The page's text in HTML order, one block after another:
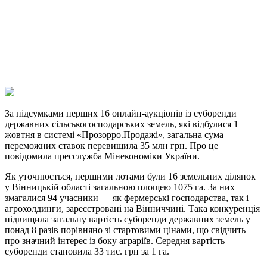
Link
Print
За підсумками перших 16 онлайн-аукціонів із суборенди
державних сільськогосподарських земель, які відбулися 1
жовтня в системі «Прозорро.Продажі», загальна сума
переможних ставок перевищила 35 млн грн. Про це
повідомила пресслужба Мінекономіки України.
Як уточнюється, першими лотами були 16 земельних ділянок
у Вінницькій області загальною площею 1075 га. За них
змагалися 94 учасники — як фермерські господарства, так і
агрохолдинги, зареєстровані на Вінниччині. Така конкуренція
підвищила загальну вартість суборенди державних земель у
понад 8 разів порівняно зі стартовими цінами, що свідчить
про значний інтерес із боку аграріїв. Середня вартість
суборенди становила 33 тис. грн за 1 га.